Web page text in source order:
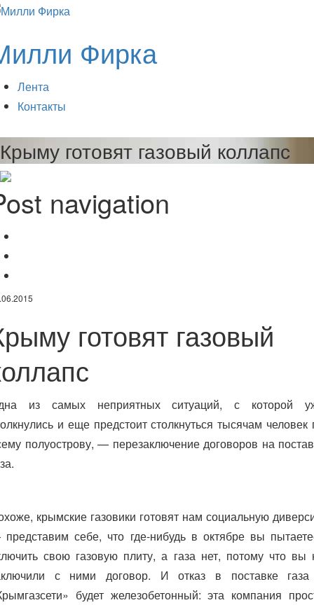
Фирка
Лента
Контакты
Крыму готовят газовый коллапс
navigation
готовят газовый
из самых неприятных ситуаций, с которой
и еще предстоит столкнуться тысячам человек
полуострову, — перезаключение договоров на
крымские газовики готовят нам социальную
себе, что где-нибудь в октябре вы
свою газовую плиту, а газа нет, потому что вы
с ними договор. И отказ в поставке
будет железобетонный: эта компания